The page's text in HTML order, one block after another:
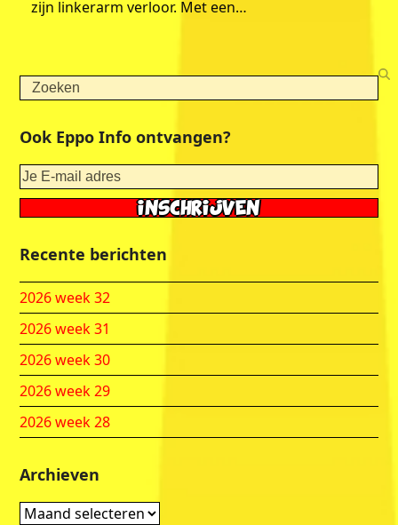
zijn linkerarm verloor. Met een…
Search
Ook Eppo Info ontvangen?
Recente berichten
2026 week 32
2026 week 31
2026 week 30
2026 week 29
2026 week 28
Archieven
Archieven